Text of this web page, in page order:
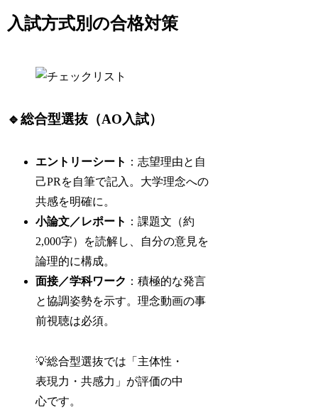
入試方式別の合格対策
🔹総合型選抜（AO入試）
エントリーシート ：志望理由と自
己PRを自筆で記入。大学理念への
共感を明確に。
小論文／レポート ：課題文（約
2,000字）を読解し、自分の意見を
論理的に構成。
面接／学科ワーク ：積極的な発言
と協調姿勢を示す。理念動画の事
前視聴は必須。
💡総合型選抜では「主体性・
表現力・共感力」が評価の中
心です。